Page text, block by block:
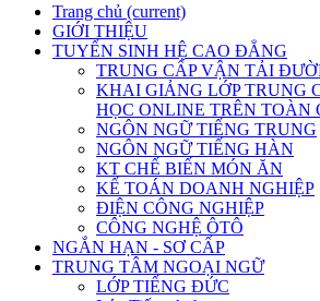
Trang chủ (current)
GIỚI THIỆU
TUYỂN SINH HỆ CAO ĐẲNG
TRUNG CẤP VẬN TẢI
KHAI GIẢNG LỚP TRUNG
HỌC ONLINE TRÊN TOÀN
NGÔN NGỮ TIẾNG TRUNG
NGÔN NGỮ TIẾNG HÀN
KT CHẾ BIẾN MÓN ĂN
KẾ TOÁN DOANH NGHIỆP
ĐIỆN CÔNG NGHIỆP
CÔNG NGHỆ ÔTÔ
NGẮN HẠN - SƠ CẤP
TRUNG TÂM NGOẠI NGỮ
LỚP TIẾNG ĐỨC